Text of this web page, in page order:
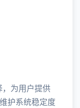
为用户提供
护系统稳定度